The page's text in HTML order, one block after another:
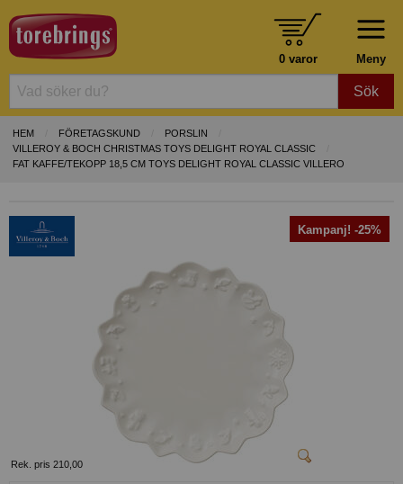
Meny
0 varor
Sök
HEM FÖRETAGSKUND
PORSLIN
VILLEROY & BOCH CHRISTMAS TOYS DELIGHT ROYAL CLASSIC
FAT KAFFE/TEKOPP 18,5 CM TOYS DELIGHT ROYAL CLASSIC VILLERO
Kampanj! -25%
Rek. pris 210,00